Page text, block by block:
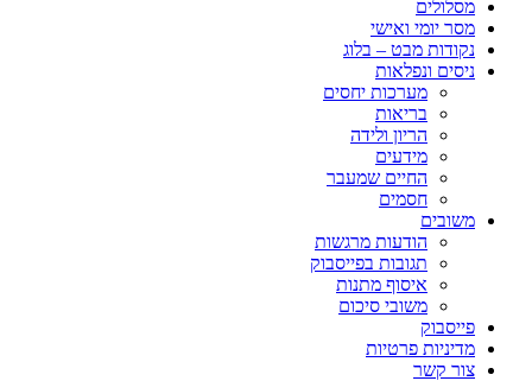
מסלולים
מסר יומי ואישי
נקודות מבט – בלוג
ניסים ונפלאות
מערכות יחסים
בריאות
הריון ולידה
מידעים
החיים שמעבר
חסמים
משובים
הודעות מרגשות
תגובות בפייסבוק
איסוף מתנות
משובי סיכום
פייסבוק
מדיניות פרטיות
צור קשר